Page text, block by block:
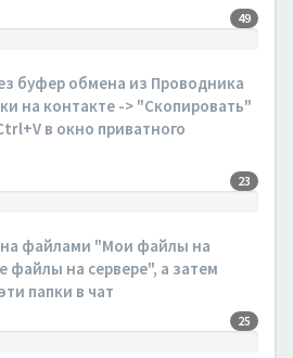
49
буфер обмена из Проводника
на контакте -> "Скопировать"
в окно приватного
23
файлами "Мои файлы на
файлы на сервере", а затем
папки в чат
25